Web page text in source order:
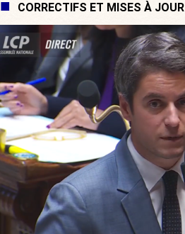
CORRECTIFS ET MISES À JOUR